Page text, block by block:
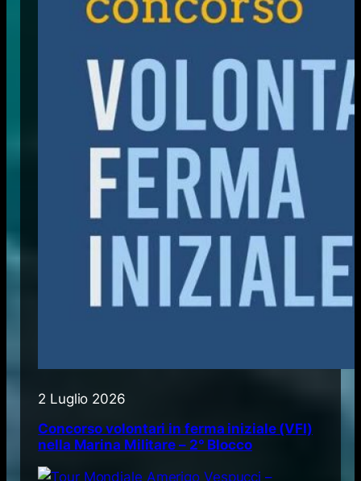
2 Luglio 2026
Concorso volontari in ferma iniziale (VFI)
nella Marina Militare – 2° Blocco